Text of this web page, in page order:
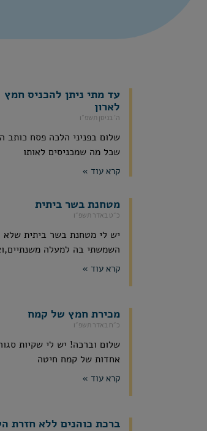
עד מתי ניתן להכניס חמץ
לארון
ה׳ בניסן תשפ״ו
שלום בפניני הלכה פסח כותב
שכל מה שמכניסים לאותו
קרא עוד »
מטחנת בשר ביתית
כ״ט באדר תשפ״ו
יש לי מטחנת בשר ביתית שלא
השמשתי בה למעלה
קרא עוד »
מכירת חמץ של קמח
כ״ח באדר תשפ״ו
שלום וברכה! יש לי שקיות
אחדות של קמח חיטה
קרא עוד »
ברכת כוהנים ללא חזרת